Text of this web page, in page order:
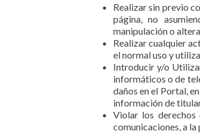
Realizar sin previo
página, no
manipulación o
Realizar cualquier
el normal uso y
Introducir y/o
informáticos o de
daños en el Portal,
información de
Violar los
comunicaciones, a